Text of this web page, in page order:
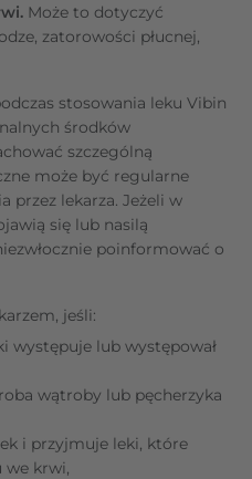
Może to dotyczyć
zatorowości płucnej,
stosowania leku Vibin
środków
szczególną
może być regularne
przez lekarza. Jeżeli w
się lub nasilą
poinformować o
jeśli:
występuje lub występował
wątroby lub pęcherzyka
i przyjmuje leki, które
we krwi,